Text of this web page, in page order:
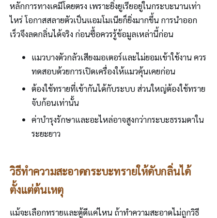
หลักการทางเคมีโดยตรง เพราะยิ่งยูเรียอยู่ในกระบะนานเท่า
ไหร่ โอกาสสลายตัวเป็นแอมโมเนียก็ยิ่งมากขึ้น การนำออก
เร็วจึงลดกลิ่นได้จริง ก่อนซื้อควรรู้ข้อมูลเหล่านี้ก่อน
แมวบางตัวกลัวเสียงมอเตอร์และไม่ยอมเข้าใช้งาน ควร
ทดสอบด้วยการเปิดเครื่องให้แมวคุ้นเคยก่อน
ต้องใช้ทรายที่เข้ากันได้กับระบบ ส่วนใหญ่ต้องใช้ทราย
จับก้อนเท่านั้น
ค่าบำรุงรักษาและอะไหล่อาจสูงกว่ากระบะธรรมดาใน
ระยะยาว
วิธีทำความสะอาดกระบะทรายให้ดับกลิ่นได้
ตั้งแต่ต้นเหตุ
แม้จะเลือกทรายและตู้ดีแค่ไหน ถ้าทำความสะอาดไม่ถูกวิธี